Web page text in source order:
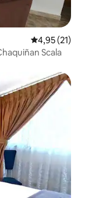
4,95 de uma
4,95 (21)
Scala